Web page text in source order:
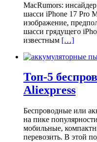
MacRumors:
шасси iPhone 17 Pro
изображение,
шасси грядущего
известным […]
Топ-5
Aliexpress
Беспроводные или
на пике
мобильные,
перевозить. В этой